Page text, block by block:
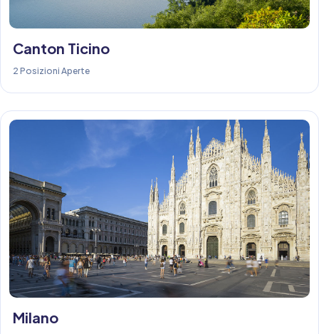
Canton Ticino
2 Posizioni Aperte
Milano